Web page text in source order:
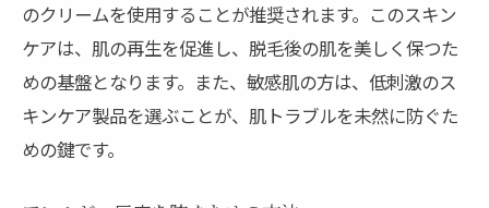
のクリームを使用することが推奨されます。このスキン
ケアは、肌の再生を促進し、脱毛後の肌を美しく保つた
めの基盤となります。また、敏感肌の方は、低刺激のス
キンケア製品を選ぶことが、肌トラブルを未然に防ぐた
めの鍵です。